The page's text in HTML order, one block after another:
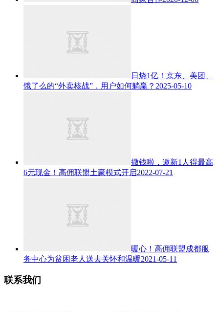
日烧1亿！京东、美团、
饿了么的“外卖核战”，用户如何躺赢？ 2025-05-10
撒钱啦，邀新1人得最高
6元现金！高佣联盟土豪模式开启2022-07-21
暖心！高佣联盟成都服
务中心为贫困老人送去关怀和温暖2021-05-11
联系我们